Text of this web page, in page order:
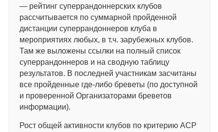
— рейтинг суперрандоннерских клубов
рассчитывается по суммарной пройденной
дистанции суперрандоннеров клуба в
мероприятиях любых, в т.ч. зарубежных клубов.
Там же выложены ссылки на полный список
суперрандоннеров и на сводную таблицу
результатов. В последней участникам засчитаны
все пройденные где-либо бреветы (по доступной
и проверенной Организаторами бреветов
информации).
Рост общей активности клубов по критерию АСР